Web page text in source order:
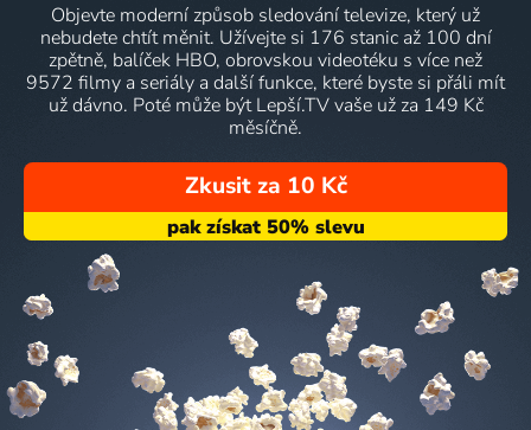
Objevte moderní způsob sledování televize, který už
nebudete chtít měnit. Užívejte si 176 stanic až 100 dní
zpětně, balíček HBO, obrovskou videotéku s více než
9572 filmy a seriály a další funkce, které byste si přáli mít
už dávno. Poté může být Lepší.TV vaše už za 149 Kč
měsíčně.
Zkusit za 10 Kč